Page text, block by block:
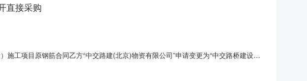
直接采购
工项目原钢筋合同乙方“中交路建(北京)物资有限公司”申请变更为“中交路桥建设西
吨4普通热轧带肋钢筋HRB50016mm